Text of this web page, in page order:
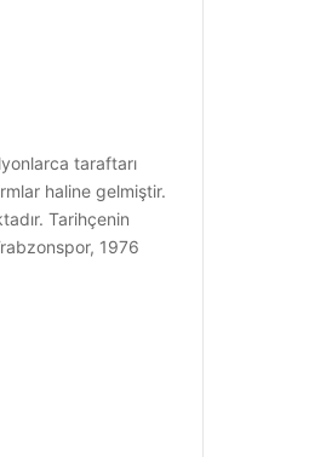
taraftarı
haline gelmiştir.
Tarihçenin
1976